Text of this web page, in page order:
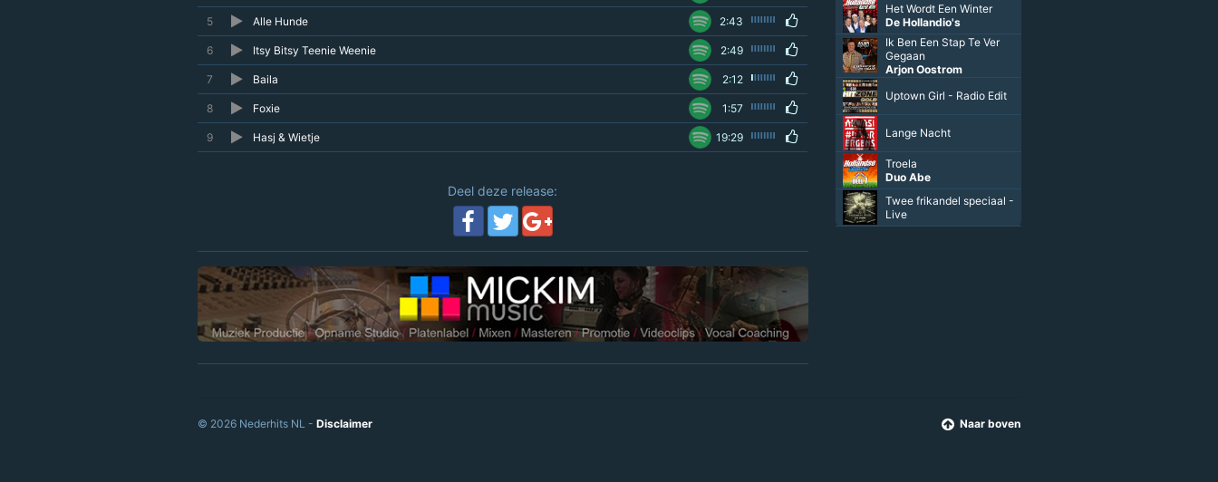
5 Alle Hunde 2:43
6 Itsy Bitsy Teenie Weenie 2:49
7 Baila 2:12
8 Foxie 1:57
9 Hasj & Wietje 19:29
Deel deze release:
Het Wordt Een Winter
De Hollandio's
Ik Ben Een Stap Te Ver
Gegaan
Arjon Oostrom
Uptown Girl - Radio Edit
Lange Nacht
Troela
Duo Abe
Twee frikandel speciaal -
Live
Naar boven
© 2026 Nederhits NL - Disclaimer